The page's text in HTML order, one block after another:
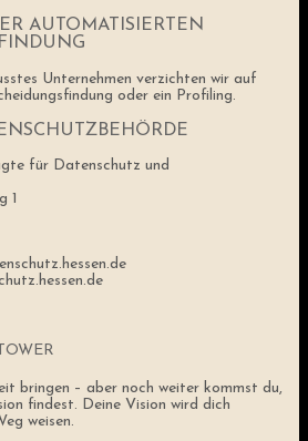
AUTOMATISIERTEN
Unternehmen verzichten wir auf
oder ein Profiling.
für Datenschutz und
1
bringen – aber noch weiter kommst du,
findest. Deine Vision wird dich
weisen.